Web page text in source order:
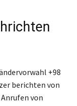
+98
berichten von
von